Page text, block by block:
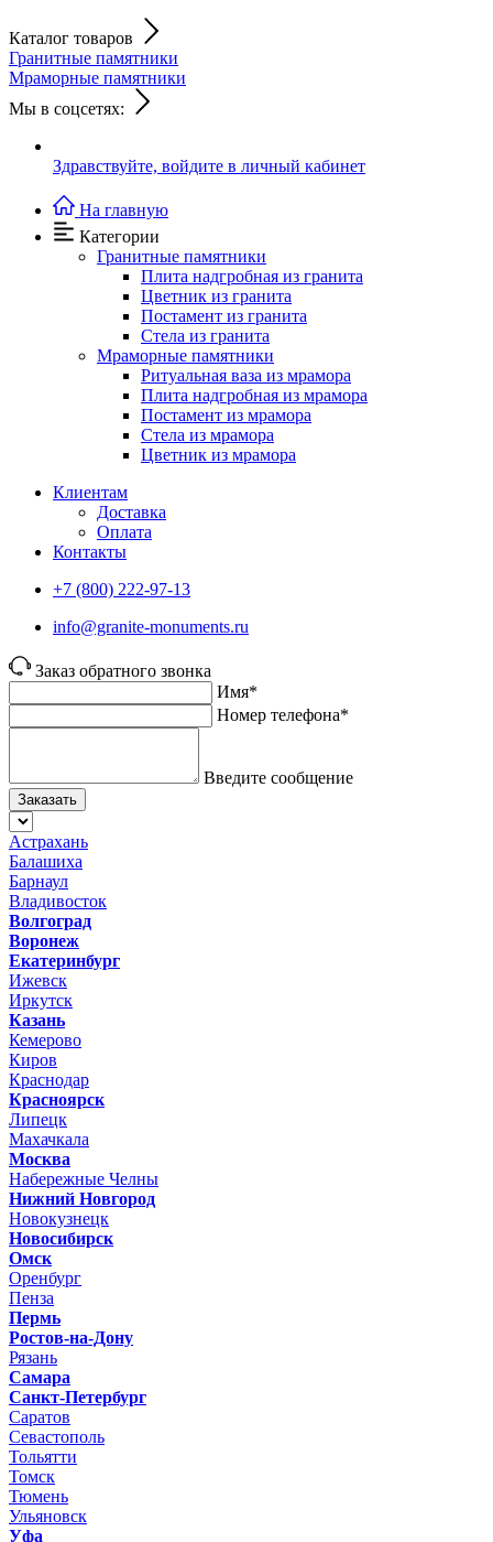
Каталог товаров
Гранитные памятники
Мраморные памятники
Мы в соцсетях:
Здравствуйте, войдите в личный кабинет
На главную
Категории
Гранитные памятники
Плита надгробная из гранита
Цветник из гранита
Постамент из гранита
Стела из гранита
Мраморные памятники
Ритуальная ваза из мрамора
Плита надгробная из мрамора
Постамент из мрамора
Стела из мрамора
Цветник из мрамора
Клиентам
Доставка
Оплата
Контакты
+7 (800) 222-97-13
info@granite-monuments.ru
Заказ обратного звонка
Имя*
Номер телефона*
Введите сообщение
Заказать
Астрахань
Балашиха
Барнаул
Владивосток
Волгоград
Воронеж
Екатеринбург
Ижевск
Иркутск
Казань
Кемерово
Киров
Краснодар
Красноярск
Липецк
Махачкала
Москва
Набережные Челны
Нижний Новгород
Новокузнецк
Новосибирск
Омск
Оренбург
Пенза
Пермь
Ростов-на-Дону
Рязань
Самара
Санкт-Петербург
Саратов
Севастополь
Тольятти
Томск
Тюмень
Ульяновск
Уфа